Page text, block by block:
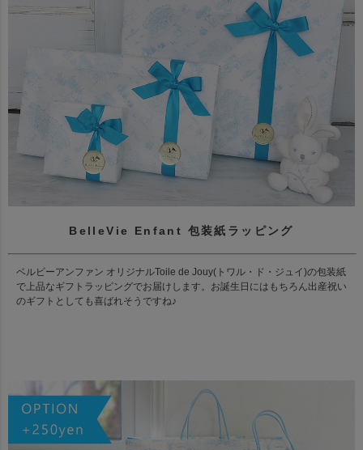
BelleVie Enfant 包装紙ラッピング
ベルビーアンファン オリジナルToile de Jouy(トワル・ド・ジュイ)の包装紙
で上品なギフトラッピングでお届けします。お誕生日にはもちろん出産祝い
のギフトとしても喜ばれそうですね♪